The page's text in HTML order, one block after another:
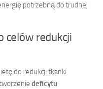
potrzebną do trudnej
celów redukcji
do redukcji tkanki
deficytu